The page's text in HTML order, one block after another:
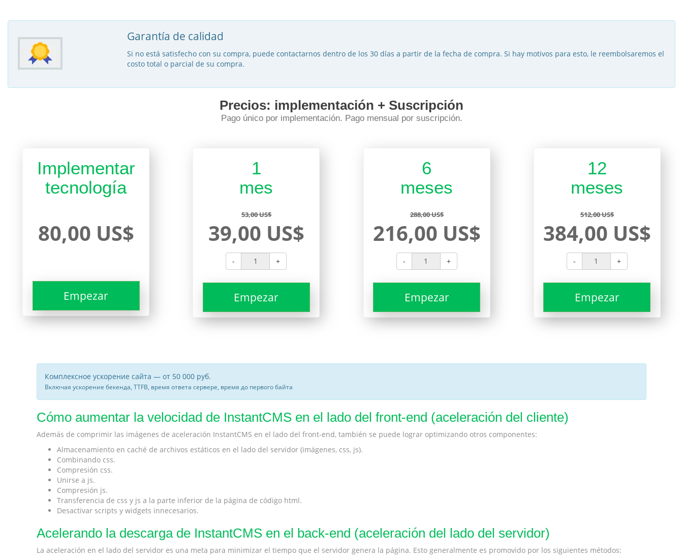
Garantía de calidad
Si no está satisfecho con su compra, puede contactarnos dentro de los 30 días a partir de la fecha de compra. Si hay motivos para esto, le reembolsaremos el
costo total o parcial de su compra.
Precios: implementación + Suscripción
Pago único por implementación. Pago mensual por suscripción.
Implementar
tecnología
80,00 US$
Empezar
1
mes
53,00 US$
39,00 US$
- +
Empezar
6
meses
288,00 US$
216,00 US$
- +
Empezar
12
meses
512,00 US$
384,00 US$
- +
Empezar
Комплексное ускорение сайта — от 50 000 руб.
Включая ускорение бекенда, TTFB, время ответа сервере, время до первого байта
Cómo aumentar la velocidad de InstantCMS en el lado del front-end (aceleración del cliente)
Además de comprimir las imágenes de aceleración InstantCMS en el lado del front-end, también se puede lograr optimizando otros componentes:
Almacenamiento en caché de archivos estáticos en el lado del servidor (imágenes, css, js).
Combinando css.
Compresión css.
Unirse a js.
Compresión js.
Transferencia de css y js a la parte inferior de la página de código html.
Desactivar scripts y widgets innecesarios.
Acelerando la descarga de InstantCMS en el back-end (aceleración del lado del servidor)
La aceleración en el lado del servidor es una meta para minimizar el tiempo que el servidor genera la página. Esto generalmente es promovido por los siguientes métodos: